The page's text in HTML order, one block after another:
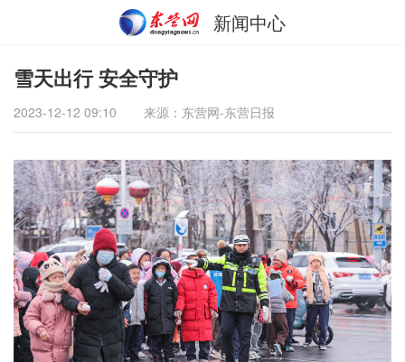
新闻中心
雪天出行 安全守护
2023-12-12 09:10 来源：东营网-东营日报